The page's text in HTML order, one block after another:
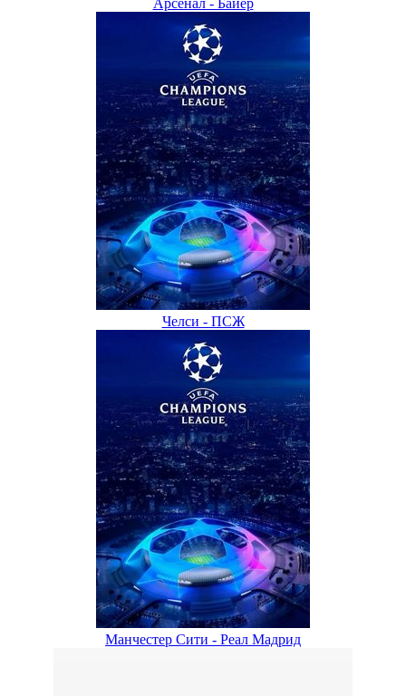
Челси - ПСЖ
Манчестер Сити - Реал Мадрид